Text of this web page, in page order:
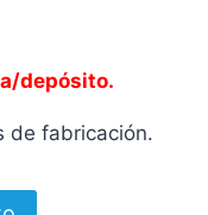
depósito.
de fabricación.